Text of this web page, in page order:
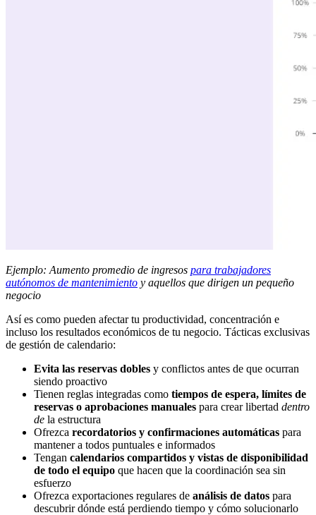
Ejemplo: Aumento promedio de ingresos para trabajadores
autónomos de mantenimiento y aquellos que dirigen un pequeño
negocio
Así es como pueden afectar tu productividad, concentración e
incluso los resultados económicos de tu negocio. Tácticas exclusivas
de gestión de calendario:
Evita las reservas dobles y conflictos antes de que ocurran
siendo proactivo
Tienen reglas integradas como tiempos de espera, límites de
reservas o aprobaciones manuales para crear libertad dentro
de la estructura
Ofrezca recordatorios y confirmaciones automáticas para
mantener a todos puntuales e informados
Tengan calendarios compartidos y vistas de disponibilidad
de todo el equipo que hacen que la coordinación sea sin
esfuerzo
Ofrezca exportaciones regulares de análisis de datos para
descubrir dónde está perdiendo tiempo y cómo solucionarlo